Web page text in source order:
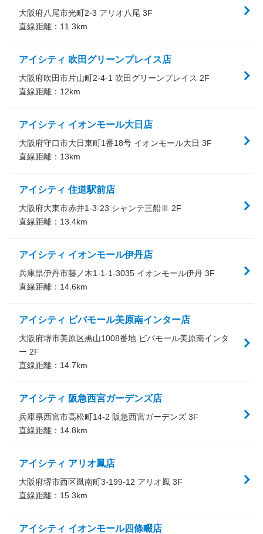
大阪府八尾市光町2-3 アリオ八尾 3F
直線距離： 11.3km
アイシティ 吹田グリーンプレイス店
大阪府吹田市片山町2-4-1 吹田グリーンプレイス 2F
直線距離： 12km
アイシティ イオンモール大日店
大阪府守口市大日東町1番18号 イオンモール大日 3F
直線距離： 13km
アイシティ 住道駅前店
大阪府大東市赤井1-3-23 シャンテ三船Ⅲ 2F
直線距離： 13.4km
アイシティ イオンモール伊丹店
兵庫県伊丹市藤ノ木1-1-1-3035 イオンモール伊丹 3F
直線距離： 14.6km
アイシティ ビバモール美原南インター店
大阪府堺市美原区黒山1008番地 ビバモール美原南インタ
ー 2F
直線距離： 14.7km
アイシティ 阪急西宮ガーデンズ店
兵庫県西宮市高松町14-2 阪急西宮ガーデンズ 3F
直線距離： 14.8km
アイシティ アリオ鳳店
大阪府堺市西区鳳南町3-199-12 アリオ鳳 3F
直線距離： 15.3km
アイシティ イオンモール四條畷店